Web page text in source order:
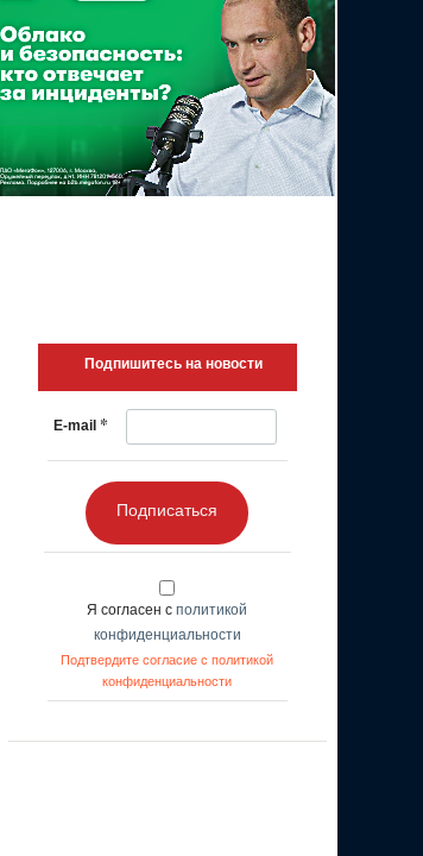
Подпишитесь на новости
E-mail *
Подписаться
Я согласен с политикой
конфиденциальности
Подтвердите согласие с политикой
конфиденциальности